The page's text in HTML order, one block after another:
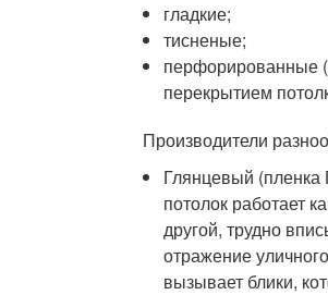
гладкие;
тисненые;
перфорированные
перекрытием
Производители
Глянцевый
потолок работает
другой, трудно
отражение
вызывает блики,